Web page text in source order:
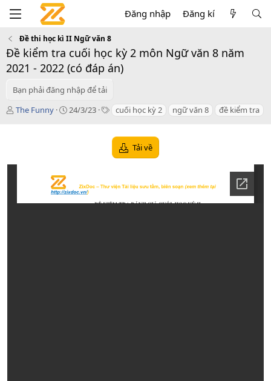
Đăng nhập Đăng kí
Đề thi học kì II Ngữ văn 8
Đề kiểm tra cuối học kỳ 2 môn Ngữ văn 8 năm
2021 - 2022 (có đáp án)
Bạn phải đăng nhập để tải
T
ả
The Funny
C
d
24/3/23
T
s
cuối học kỳ 2 ngữ văn 8 đề kiểm tra
Tải về